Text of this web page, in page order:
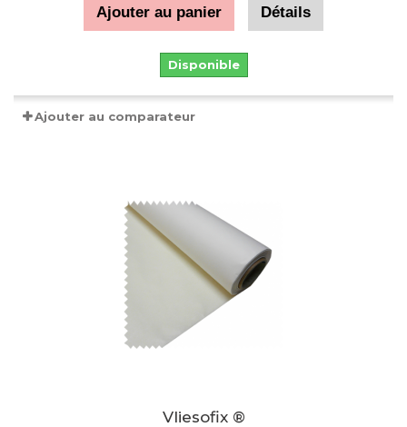
Ajouter au panier Détails
Disponible
Ajouter au comparateur
Vliesofix ®